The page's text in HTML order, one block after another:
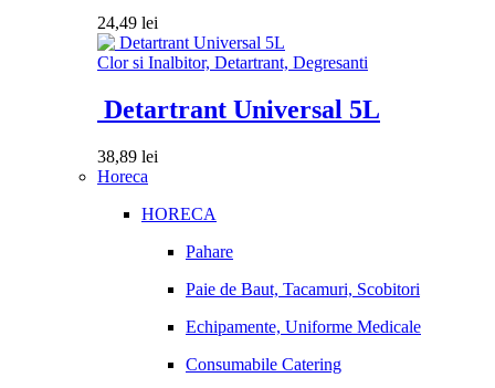
24,49 lei
Clor si Inalbitor, Detartrant, Degresanti
Detartrant Universal 5L
38,89 lei
Horeca
HORECA
Pahare
Paie de Baut, Tacamuri, Scobitori
Echipamente, Uniforme Medicale
Consumabile Catering